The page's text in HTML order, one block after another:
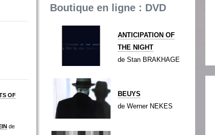
Boutique en ligne : DVD
ANTICIPATION OF
THE NIGHT
de Stan BRAKHAGE
BEUYS
de Werner NEKES
OF
de